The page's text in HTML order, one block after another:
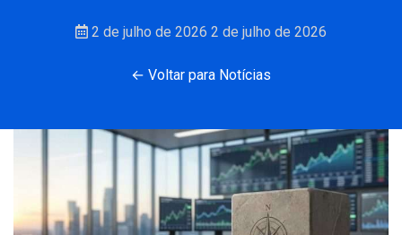
2 de julho de 2026 2 de julho de 2026
← Voltar para Notícias